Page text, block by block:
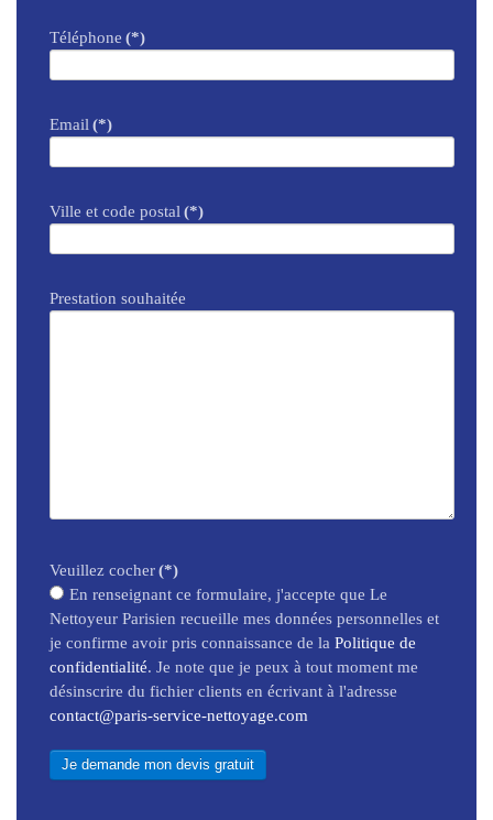
Téléphone (*)
Email (*)
Ville et code postal (*)
Prestation souhaitée
Veuillez cocher(*)
En renseignant ce formulaire, j'accepte que Le
Nettoyeur Parisien recueille mes données personnelles et
je confirme avoir pris connaissance de la Politique de
confidentialité. Je note que je peux à tout moment me
désinscrire du fichier clients en écrivant à l'adresse
contact@paris-service-nettoyage.com
Je demande mon devis gratuit